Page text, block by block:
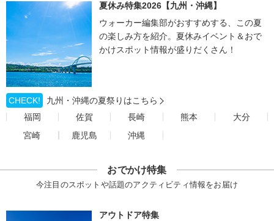
夏休み特集2026【九州・沖縄】
ウォーカー編集部がおすすめする、この夏
の楽しみ方を紹介。夏休みイベント＆おで
かけスポット情報が盛りだくさん！
CHECK!
九州・沖縄の夏祭りはこちら
福岡
佐賀 長崎 熊本
大分
宮崎
鹿児島 沖縄
おでかけ特集
今注目のスポットや話題のアクティビティ情報をお届け
アウトドア特集